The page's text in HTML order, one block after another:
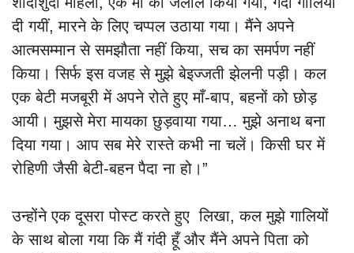
दी गयीं, मारने के लिए चप्पल उठाया गया। मैंने अपने
आत्मसम्मान से समझौता नहीं किया, सच का समर्पण नहीं
किया। सिर्फ इस वजह से मुझे बेइज्जती झेलनी पड़ी। कल
एक बेटी मजबूरी में अपने रोते हुए माँ-बाप, बहनों को छोड़
आयी। मुझसे मेरा मायका छुड़वाया गया… मुझे अनाथ बना
दिया गया। आप सब मेरे रास्ते कभी ना चलें। किसी घर में
रोहिणी जैसी बेटी-बहन पैदा ना हो।”
उन्होंने एक दूसरा पोस्ट करते हुए लिखा, कल मुझे गालियों
के साथ बोला गया कि मैं गंदी हूँ और मैंने अपने पिता को